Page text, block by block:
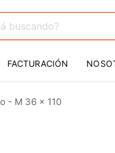
FACTURACIÓN
- M 36 x 110